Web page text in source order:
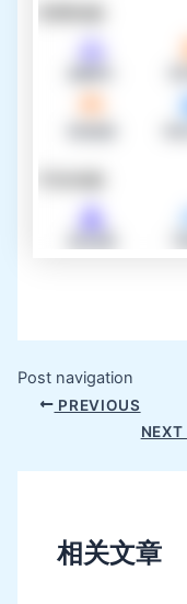
Post navigation
PREVIOUS
NEXT
相关文章